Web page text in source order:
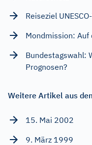
Reiseziel
Mondmission:
Bundestagswahl:
Prognosen?
Weitere Artikel aus
15. Mai 2002
9. März 1999